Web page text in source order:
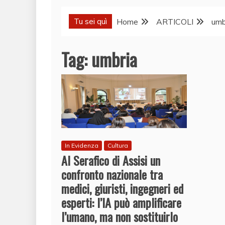
Tu sei quì Home ARTICOLI
Tag:umbria
In Evidenza Cultura
Al Serafico di Assisi un
confronto nazionale tra
medici, giuristi, ingegneri ed
esperti: l’IA può amplificare
l’umano, ma non sostituirlo